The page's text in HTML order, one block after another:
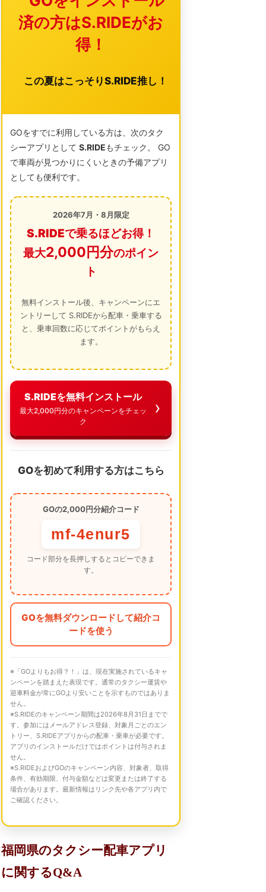
済の方はS.RIDEがお
得！
この夏はこっそりS.RIDE推し！
GOをすでに利用している方は、次のタク
シーアプリとしてS.RIDEもチェック。 GO
で車両が見つかりにくいときの予備アプリ
としても便利です。
2026年7月・8月限定
S.RIDEで乗るほどお得！
最大2,000円分のポイン
ト
無料インストール後、キャンペーンにエ
ントリーして S.RIDEから配車・乗車する
と、乗車回数に応じてポイントがもらえ
ます。
S.RIDEを無料インストール
最大2,000円分のキャンペーンをチェッ
ク
GOを初めて利用する方はこちら
GOの2,000円分紹介コード
mf-4enur5
コード部分を長押しするとコピーできま
す。
GOを無料ダウンロードして紹介コ
ードを使う
※「GOよりもお得？！」は、現在実施されているキャ
ンペーンを踏まえた表現です。通常のタクシー運賃や
迎車料金が常にGOより安いことを示すものではありま
せん。
※S.RIDEのキャンペーン期間は2026年8月31日までで
す。参加にはメールアドレス登録、対象月ごとのエン
トリー、S.RIDEアプリからの配車・乗車が必要です。
アプリのインストールだけではポイントは付与されま
せん。
※S.RIDEおよびGOのキャンペーン内容、対象者、取得
条件、有効期限、付与金額などは変更または終了する
場合があります。最新情報はリンク先や各アプリ内で
ご確認ください。
福岡県のタクシー配車アプリ
に関するQ&A